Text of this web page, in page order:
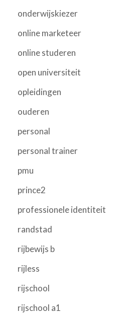
onderwijskiezer
online marketeer
online studeren
open universiteit
opleidingen
ouderen
personal
personal trainer
pmu
prince2
professionele identiteit
randstad
rijbewijs b
rijless
rijschool
rijschool a1